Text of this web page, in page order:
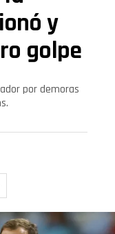
y
golpe
por demoras